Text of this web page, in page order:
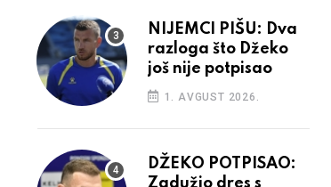
NIJEMCI PIŠU: Dva
razloga što Džeko
još nije potpisao
1. AVGUST 2026.
DŽEKO POTPISAO:
Zadužio dres s